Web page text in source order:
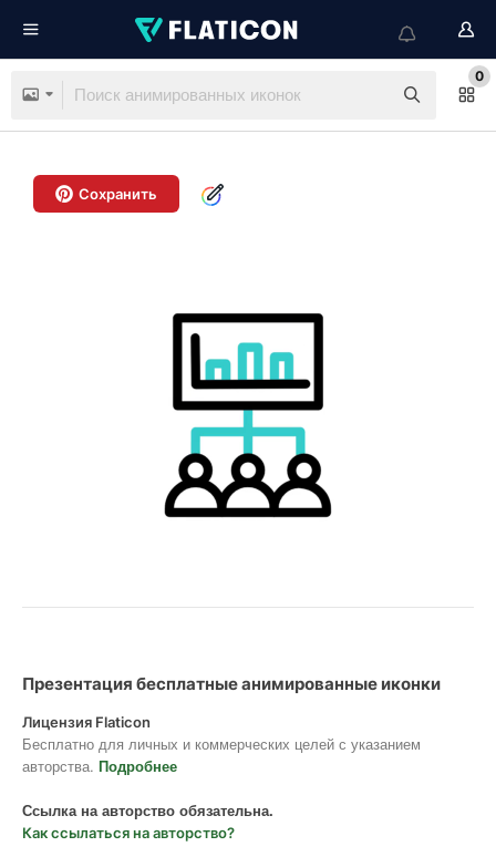
0
Сохранить
Презентация бесплатные анимированные иконки
Лицензия Flaticon
Бесплатно для личных и коммерческих целей с указанием
авторства. Подробнее
Ссылка на авторство обязательна.
Как ссылаться на авторство?